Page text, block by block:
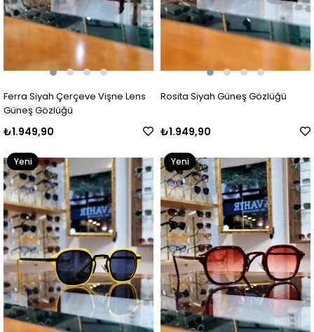
Ferra Siyah Çerçeve Vişne Lens
Güneş Gözlüğü
₺1.949,90
Rosita Siyah Güneş Gözlüğü
₺1.949,90
Yeni
Ürün
Yeni
Ürün